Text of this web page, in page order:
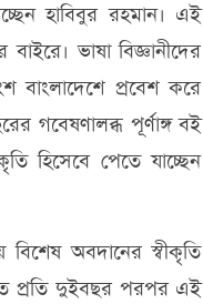
হাবিবুর রহমান। এই
ভাষা বিজ্ঞানীদের
বাংলাদেশে প্রবেশ করে
গবেষণালব্ধ পূর্ণাঙ্গ বই
হিসেবে পেতে যাচ্ছেন
বিশেষ অবদানের স্বীকৃতি
প্রতি দুইবছর পরপর এই